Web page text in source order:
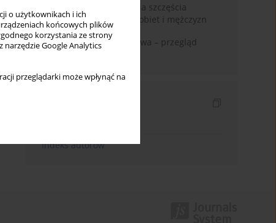
o użytkownikach i ich
końcowych plików
korzystania ze strony
narzędzie Google Analytics
przeglądarki może wpłynąć na
Uwarunkowania poczucia szczęścia
małżeńskiego w opinii kobiet i mężczyzn
Zadowolenie z małżeństwa – przegląd
badań
Indeks autorów